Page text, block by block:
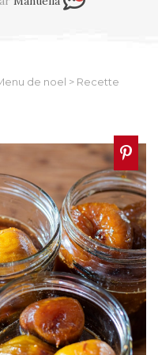
de noel > Recette